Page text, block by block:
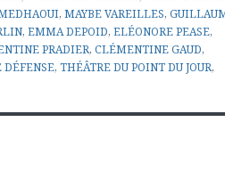
, MAYBE VAREILLES,
, EMMA DEPOID, ELÉONORE PEASE,
PRADIER, CLÉMENTINE GAUD,
DÉFENSE, THÉÂTRE DU POINT DU JOUR,